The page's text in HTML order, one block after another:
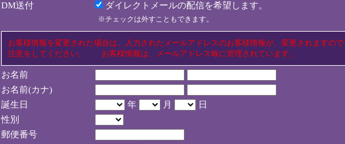
DM送付 ダイレクトメールの配信を希望します。
※チェックは外すこともできます。
お客様情報を変更された場合は、入力されたメールアドレスのお客様情報が、変更されますので
注意をしてください。 お客様情報は、メールアドレス毎に管理されています。
お名前
お名前(カナ)
誕生日
年 月
日
性別
郵便番号